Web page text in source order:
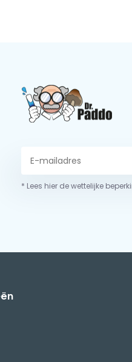
* Lees hier de wettelijke